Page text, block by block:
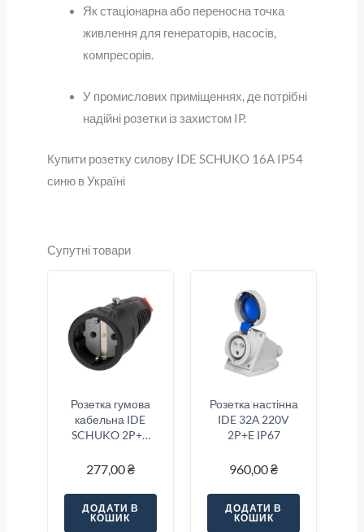
Як стаціонарна або переносна точка
живлення для генераторів, насосів,
компресорів.
У промислових приміщеннях, де потрібні
надійні розетки із захистом IP.
Купити розетку силову IDE SCHUKO 16A IP54
синю в Україні
Супутні товари
Розетка гумова
кабельна IDE
SCHUKO 2P+E
277,00₴
ДОДАТИ В
КОШИК
Розетка настінна
IDE 32А 220V
2P+E IP67
960,00₴
ДОДАТИ В
КОШИК